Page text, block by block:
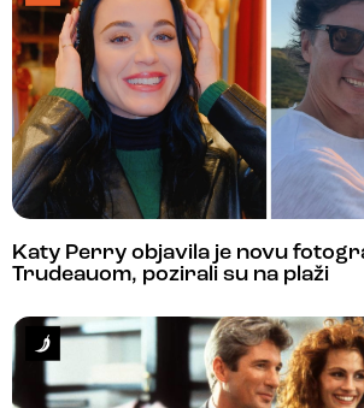
Katy Perry objavila je novu
Trudeauom, pozirali su na plaži